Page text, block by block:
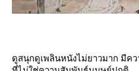
ดูสนุกดูเพลินหนังไม่ยาวมาก มีคว